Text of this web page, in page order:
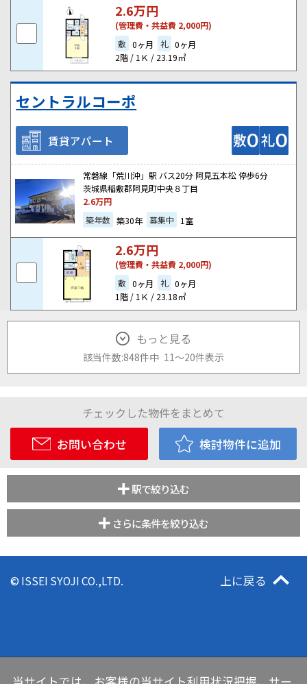
2.6万円
(管理費・共益費 2,000円)
敷 0ヶ月 礼 0ヶ月
2階 / 1Ｋ / 23.19㎡
セントラルコーポ
賃貸アパート
常磐線「荒川沖」駅 バス20分 阿見五本松 停歩6分
茨城県稲敷郡阿見町中央８丁目
2.6万円
築年数 築30年 募集中 1室
2.6万円
(管理費・共益費 2,000円)
敷 0ヶ月 礼 0ヶ月
1階 / 1Ｋ / 23.18㎡
もっと見る
該当件数:848件中 11 ～20件表示
チェックした物件をまとめて
お問い合わせ
検討物件に追加
駅で絞り込む
さらに条件を絞り込む
© ISSEI SYOJI CO.,LTD. 上に戻る